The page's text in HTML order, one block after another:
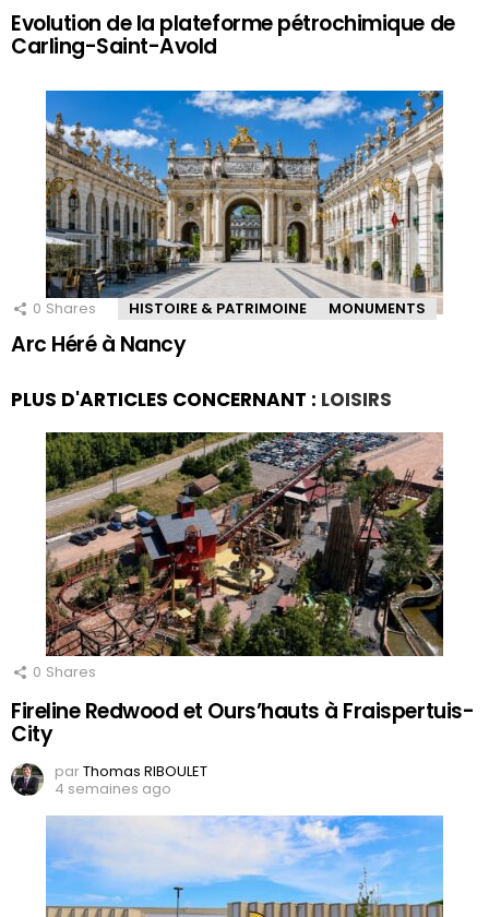
Evolution de la plateforme pétrochimique de
Carling-Saint-Avold
0 Shares HISTOIRE & PATRIMOINE MONUMENTS
Arc Héré à Nancy
PLUS D'ARTICLES CONCERNANT : LOISIRS
0 Shares
Fireline Redwood et Ours’hauts à Fraispertuis-
City
parThomas RIBOULET
4 semaines ago